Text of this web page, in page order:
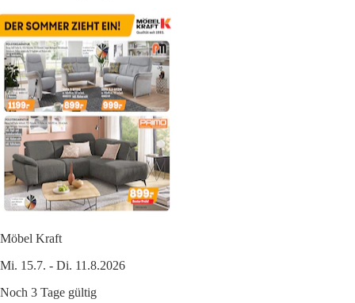
Möbel Kraft
Mi. 15.7. - Di. 11.8.2026
Noch 3 Tage gültig